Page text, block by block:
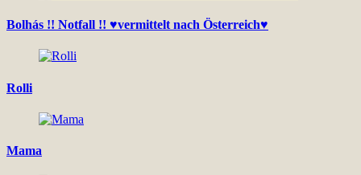
Bolhás !! Notfall !! ♥vermittelt nach Österreich♥
Rolli
Mama